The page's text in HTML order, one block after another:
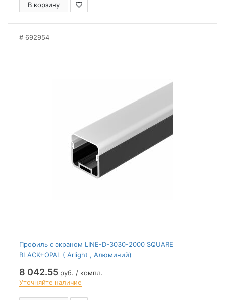
В корзину
692954
Профиль с экраном LINE-D-3030-2000 SQUARE
BLACK+OPAL ( Arlight , Алюминий)
8 042.55 руб. / компл.
Уточняйте наличие